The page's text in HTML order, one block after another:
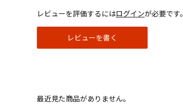
レビューを評価するにはログインが必要です。
レビューを書く
最近見た商品がありません。